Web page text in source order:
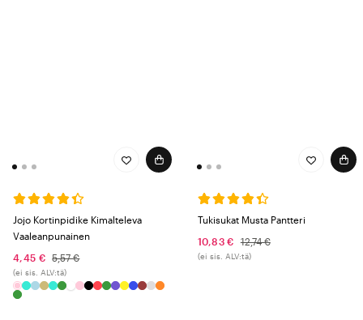
Jojo Kortinpidike Kimalteleva
Vaaleanpunainen
4,45 €
5,57 €
(ei sis. ALV:tä)
Tukisukat Musta Pantteri
10,83 €
12,74 €
(ei sis. ALV:tä)